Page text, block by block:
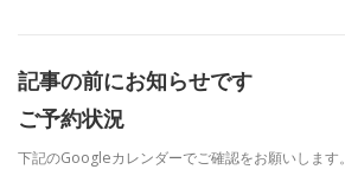
記事の前にお知らせです
ご予約状況
下記のGoogleカレンダーでご確認をお願いします。